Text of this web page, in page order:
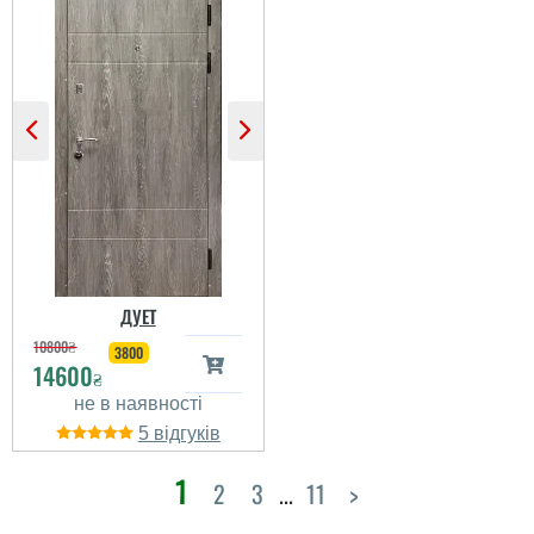
ДУЕТ
10800₴
14600₴
3800
5
1 2 3 ... 11 >